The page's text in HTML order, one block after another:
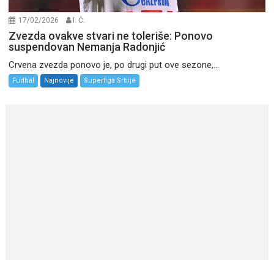
17/02/2026 I. Ć.
Zvezda ovakve stvari ne toleriše: Ponovo
suspendovan Nemanja Radonjić
Crvena zvezda ponovo je, po drugi put ove sezone,...
Fudbal Najnovije Superliga Srbije